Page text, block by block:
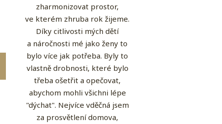
zharmonizovat prostor,
ve kterém zhruba rok žijeme.
Díky citlivosti mých dětí
a náročnosti mé jako ženy to
bylo více jak potřeba. Byly to
vlastně drobnosti, které bylo
třeba ošetřit a opečovat,
abychom mohli všichni lépe
"dýchat". Nejvíce vděčná jsem
za prosvětlení domova,